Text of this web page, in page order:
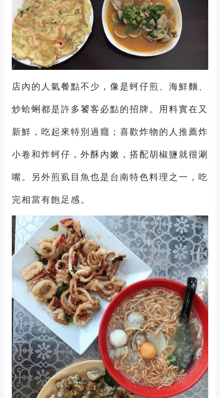
店內的人氣餐點不少，像是蚵仔煎、海鮮麵、
炒蛤蜊都是許多饕客必點的招牌。用料實在又
新鮮，吃起來特別過癮；喜歡炸物的人推薦炸
小卷和炸蚵仔，外酥內嫩，搭配胡椒鹽就很涮
嘴。另外煎虱目魚也是台南特色料理之一，吃
完相當有飽足感。